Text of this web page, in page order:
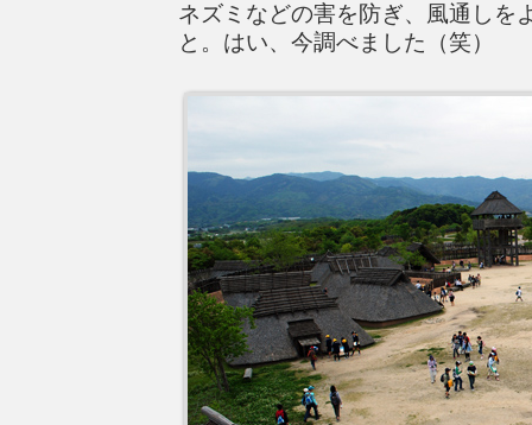
ネズミなどの害を防ぎ、風通しを
と。はい、今調べました（笑）